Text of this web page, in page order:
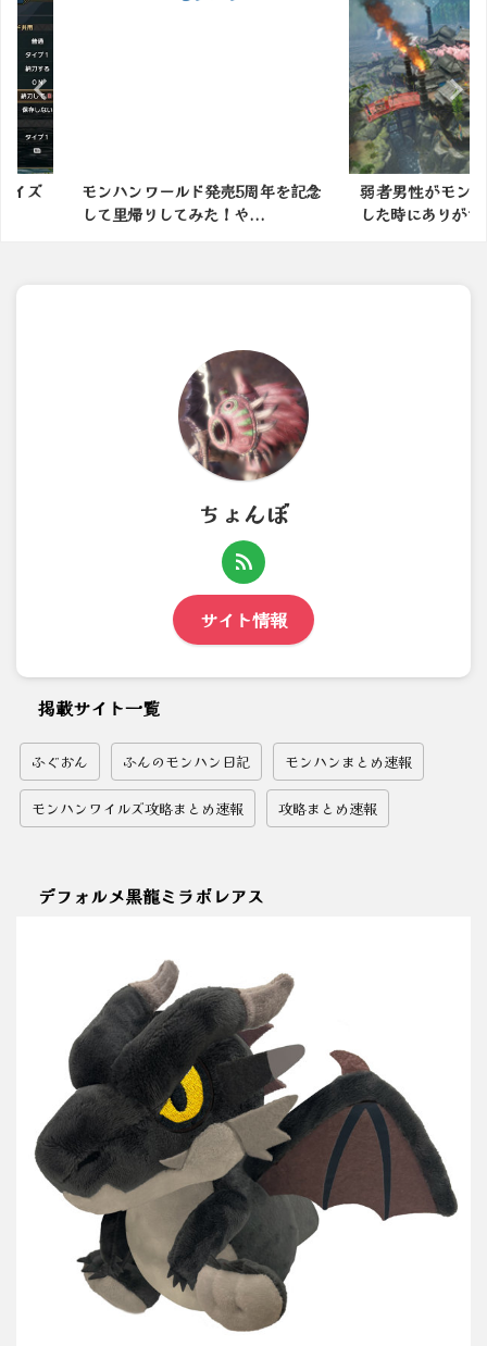
周年を記念
弱者男性がモンハンの世界に転生
した時にありがちなことｗ...
モンハン
撤廃します
ちょんぼ
サイト情報
掲載サイト一覧
ふぐおん ふんのモンハン日記 モンハンまとめ速報
モンハンワイルズ攻略まとめ速報 攻略まとめ速報
デフォルメ黒龍ミラボレアス